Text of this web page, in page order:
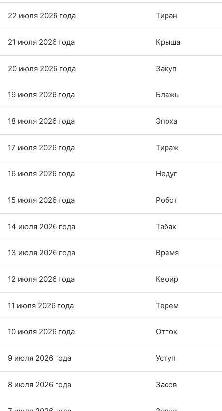
22 июля 2026 года Тиран
21 июля 2026 года Крыша
20 июля 2026 года Закуп
19 июля 2026 года Блажь
18 июля 2026 года Эпоха
17 июля 2026 года Тираж
16 июля 2026 года Недуг
15 июля 2026 года Робот
14 июля 2026 года Табак
13 июля 2026 года Время
12 июля 2026 года Кефир
11 июля 2026 года Терем
10 июля 2026 года Отток
9 июля 2026 года Уступ
8 июля 2026 года Засов